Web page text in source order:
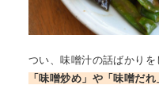
つい、味噌汁の話ばかりを
「味噌炒め」や「味噌だ